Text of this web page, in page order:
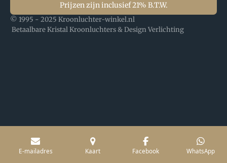
Prijzen zijn inclusief 21% B.T.W.
© 1995 - 2025 Kroonluchter-winkel.nl
Betaalbare Kristal Kroonluchters & Design Verlichting
E-mailadres Kaart Facebook WhatsApp